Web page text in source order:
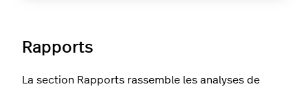
Rapports
La section Rapports rassemble les analyses de